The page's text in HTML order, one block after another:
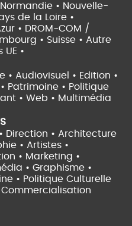
Normandie • Nouvelle-
de la Loire •
• DROM-COM /
• Suisse • Autre
•
• Audiovisuel • Edition •
Patrimoine • Politique
• Web • Multimédia
Direction • Architecture
• Artistes •
• Marketing •
• Graphisme •
• Politique Culturelle
Commercialisation